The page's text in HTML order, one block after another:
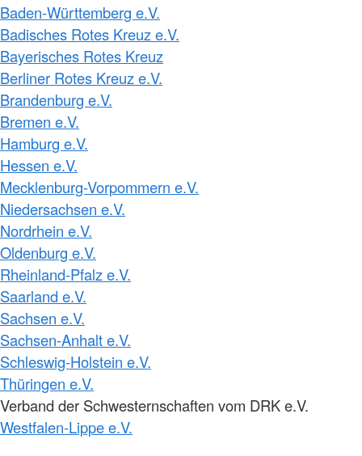
Baden-Württemberg e.V.
Badisches Rotes Kreuz e.V.
Bayerisches Rotes Kreuz
Berliner Rotes Kreuz e.V.
Brandenburg e.V.
Bremen e.V.
Hamburg e.V.
Hessen e.V.
Mecklenburg-Vorpommern e.V.
Niedersachsen e.V.
Nordrhein e.V.
Oldenburg e.V.
Rheinland-Pfalz e.V.
Saarland e.V.
Sachsen e.V.
Sachsen-Anhalt e.V.
Schleswig-Holstein e.V.
Thüringen e.V.
Verband der Schwesternschaften vom DRK e.V.
Westfalen-Lippe e.V.